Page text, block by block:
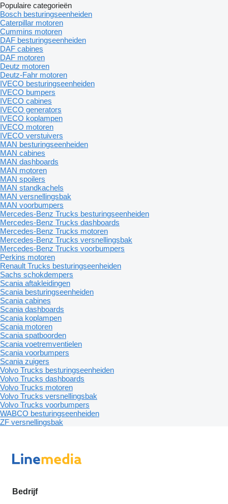
Populaire categorieën
Bosch besturingseenheiden
Caterpillar motoren
Cummins motoren
DAF besturingseenheiden
DAF cabines
DAF motoren
Deutz motoren
Deutz-Fahr motoren
IVECO besturingseenheiden
IVECO bumpers
IVECO cabines
IVECO generators
IVECO koplampen
IVECO motoren
IVECO verstuivers
MAN besturingseenheiden
MAN cabines
MAN dashboards
MAN motoren
MAN spoilers
MAN standkachels
MAN versnellingsbak
MAN voorbumpers
Mercedes-Benz Trucks besturingseenheiden
Mercedes-Benz Trucks dashboards
Mercedes-Benz Trucks motoren
Mercedes-Benz Trucks versnellingsbak
Mercedes-Benz Trucks voorbumpers
Perkins motoren
Renault Trucks besturingseenheiden
Sachs schokdempers
Scania aftakleidingen
Scania besturingseenheiden
Scania cabines
Scania dashboards
Scania koplampen
Scania motoren
Scania spatboorden
Scania voetremventielen
Scania voorbumpers
Scania zuigers
Volvo Trucks besturingseenheiden
Volvo Trucks dashboards
Volvo Trucks motoren
Volvo Trucks versnellingsbak
Volvo Trucks voorbumpers
WABCO besturingseenheiden
ZF versnellingsbak
Bedrijf